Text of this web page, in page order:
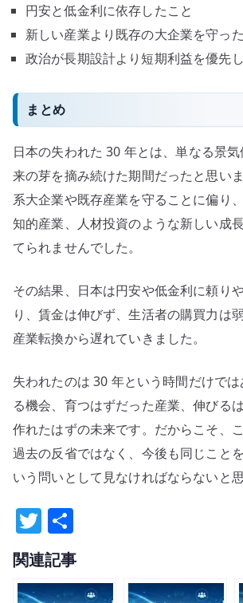
円安と低金利に依存したこと
新しい産業より既存の大企業を守っ
政治が長期設計より短期利益を優先
まとめ
日本の失われた 30 年とは、単なる景
来の芽を摘み続けた期間だったと思い
系大企業や既存産業を守ることに偏り、
知的産業、人材投資のような新しい成
てられませんでした。
その結果、日本は円安や低金利に頼り
り、賃金は伸びず、生活者の購買力は
産業転換から遅れていきました。
失われたのは 30 年という時間だけで
る機会、育つはずだった産業、伸びる
作れたはずの未来です。だからこそ、
過去の反省ではなく、今後も同じこと
いう問いとして見なければならないと思
T
w
it
有
関連記事